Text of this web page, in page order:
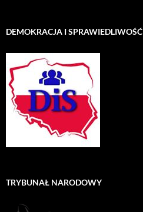
DEMOKRACJA I SPRAWIEDLIWOŚĆ
TRYBUNAŁ NARODOWY